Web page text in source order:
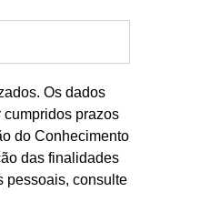
Os dados
prazos
do Conhecimento
das finalidades
pessoais, consulte